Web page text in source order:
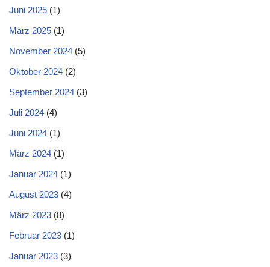
Juni 2025 (1)
März 2025 (1)
November 2024 (5)
Oktober 2024 (2)
September 2024 (3)
Juli 2024 (4)
Juni 2024 (1)
März 2024 (1)
Januar 2024 (1)
August 2023 (4)
März 2023 (8)
Februar 2023 (1)
Januar 2023 (3)